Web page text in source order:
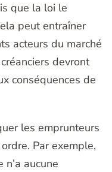
que la loi le
peut entraîner
acteurs du marché
devront
conséquences de
les emprunteurs
Par exemple,
aucune